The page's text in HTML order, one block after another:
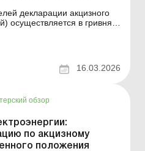
декларации акцизного
осуществляется в гривнях
Курс гривни к евро в
в гривнях с
Детальнее см. ниже.
16.03.2026
обзор
по акцизному
положения